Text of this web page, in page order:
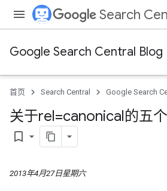
Search
Google Search Central Blog
首页 Search Central Google Search
关于rel=canonical的五
bookmark_border
2013年4月27日星期六